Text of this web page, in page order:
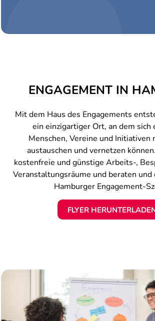
ENGAGEMENT IN
Mit dem Haus des Engagements
ein einzigartiger Ort, an dem sich
Menschen, Vereine und Initiativen
austauschen und vernetzen
kostenfreie und günstige Arbeits-,
Veranstaltungsräume und beraten und
Hamburger Engagement-
FLYER